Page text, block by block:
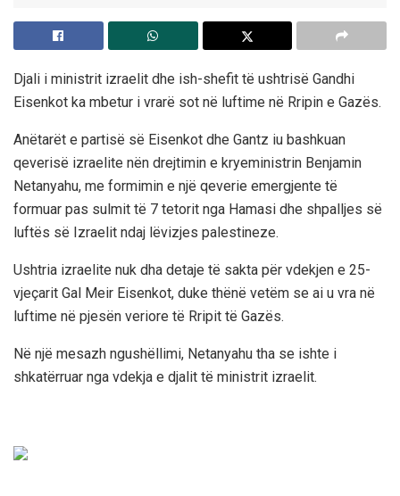
Djali i ministrit izraelit dhe ish-shefit të ushtrisë Gandhi
Eisenkot ka mbetur i vrarë sot në luftime në Rripin e Gazës.
Anëtarët e partisë së Eisenkot dhe Gantz iu bashkuan
qeverisë izraelite nën drejtimin e kryeministrin Benjamin
Netanyahu, me formimin e një qeverie emergjente të
formuar pas sulmit të 7 tetorit nga Hamasi dhe shpalljes së
luftës së Izraelit ndaj lëvizjes palestineze.
Ushtria izraelite nuk dha detaje të sakta për vdekjen e 25-
vjeçarit Gal Meir Eisenkot, duke thënë vetëm se ai u vra në
luftime në pjesën veriore të Rripit të Gazës.
Në një mesazh ngushëllimi, Netanyahu tha se ishte i
shkatërruar nga vdekja e djalit të ministrit izraelit.